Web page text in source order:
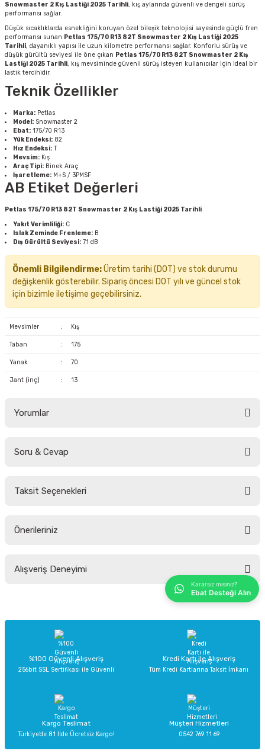
Snowmaster 2 Kış Lastiği 2025 Tarihli, kış aylarında güvenli ve dengeli sürüş
performansı sağlar.
Düşük sıcaklıklarda esnekliğini koruyan özel bileşik teknolojisi sayesinde güçlü fren
performansı sunan Petlas 175/70 R13 82T Snowmaster 2 Kış Lastiği 2025
Tarihli, dayanıklı yapısı ile uzun kilometre performansı sağlar. Konforlu sürüş ve
düşük gürültü seviyesi ile öne çıkan Petlas 175/70 R13 82T Snowmaster 2 Kış
Lastiği 2025 Tarihli, kış mevsiminde güvenli sürüş isteyen kullanıcılar için ideal bir
lastik tercihidir.
Teknik Özellikler
Marka: Petlas
Model: Snowmaster 2
Ebat: 175/70 R13
Yük Endeksi: 82
Hız Endeksi:T
Mevsim: Kış
Araç Tipi: Binek Araç
İşaretleme: M+S / 3PMSF
AB Etiket Değerleri
Petlas 175/70 R13 82T Snowmaster 2 Kış Lastiği 2025 Tarihli
Yakıt Verimliliği: C
Islak Zeminde Frenleme: B
Dış Gürültü Seviyesi: 71 dB
Önemli Bilgilendirme:Üretim tarihi (DOT) ve stok durumu
değişkenlik gösterebilir. Sipariş öncesi DOT yılı ve güncel stok
için bizimle iletişime geçebilirsiniz.
Mevsimler : Kış
Taban : 175
Yanak : 70
Jant (inç) : 13
Yorumlar
Soru & Cevap
Taksit Seçenekleri
Önerileriniz
yetersiz gördüğünüz noktaları öneri formunu kullanarak tarafımıza
Ürün açıklamasında eksik bilgiler bulunuyor.
Ürün bilgilerinde hatalar bulunuyor.
Ürün fiyatı diğer sitelerden daha pahalı.
Alışveriş Deneyimi
Sitemize ilk yorumu siz yapın!
%100 Güvenli Alışveriş
256bit SSL Sertifikası ile Güvenli
Kredi Kartı ile Alışveriş
Tüm Kredi Kartlarına Taksit İmkanı
Kargo Teslimat
Türkiye’de 81 İlde Ücretsiz Kargo!
Müşteri Hizmetleri
0542 769 11 69
Kararsız mısınız?
Ebat Desteği Alın